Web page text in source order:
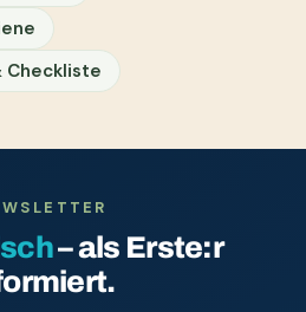
– als Erste:r